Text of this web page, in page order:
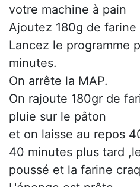
votre machine à pain
Ajoutez 180g de farine
Lancez le programme
minutes.
On arrête la MAP.
On rajoute 180gr de
pluie sur le pâton
et on laisse au repos
40 minutes plus tard
poussé et la farine